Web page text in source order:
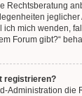
Rechtsberatung
jeglicher
ich mich wenden,
Forum gibt?“
registrieren?
Administration die